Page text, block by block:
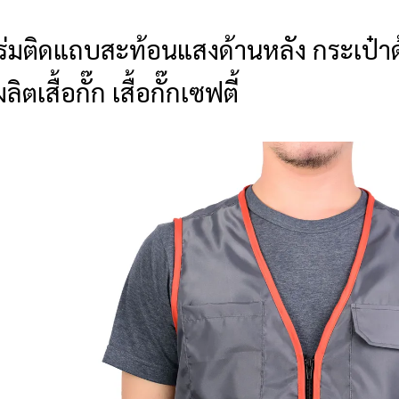
มติดแถบสะท้อนแสงด้านหลัง กระเป๋
ตเสื้อกั๊ก เสื้อกั๊กเซฟตี้